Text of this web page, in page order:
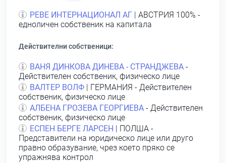
РЕВЕ ИНТЕРНАЦИОНАЛ АГ | АВСТРИЯ 100% -
едноличен собственик на капитала
Действителни собственици:
ВАНЯ ДИНКОВА ДИНЕВА - СТРАНДЖЕВА -
Действителен собственик, физическо лице
ВАЛТЕР ВОЛФ | ГЕРМАНИЯ - Действителен
собственик, физическо лице
АЛБЕНА ГРОЗЕВА ГЕОРГИЕВА - Действителен
собственик, физическо лице
ЕСПЕН БЕРГЕ ЛАРСЕН
| ПОЛША -
Представители на юридическо лице или друго
правно образувание, чрез което пряко се
упражнява контрол